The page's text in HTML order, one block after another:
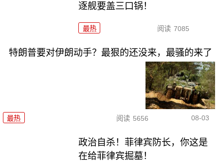
逐舰要盖三口锅！
最热 阅读 7085
特朗普要对伊朗动手？最狠的还没来，最骚的来了
最热 阅读 5656 08-03
政治自杀！菲律宾防长，你这是
在给菲律宾掘墓！